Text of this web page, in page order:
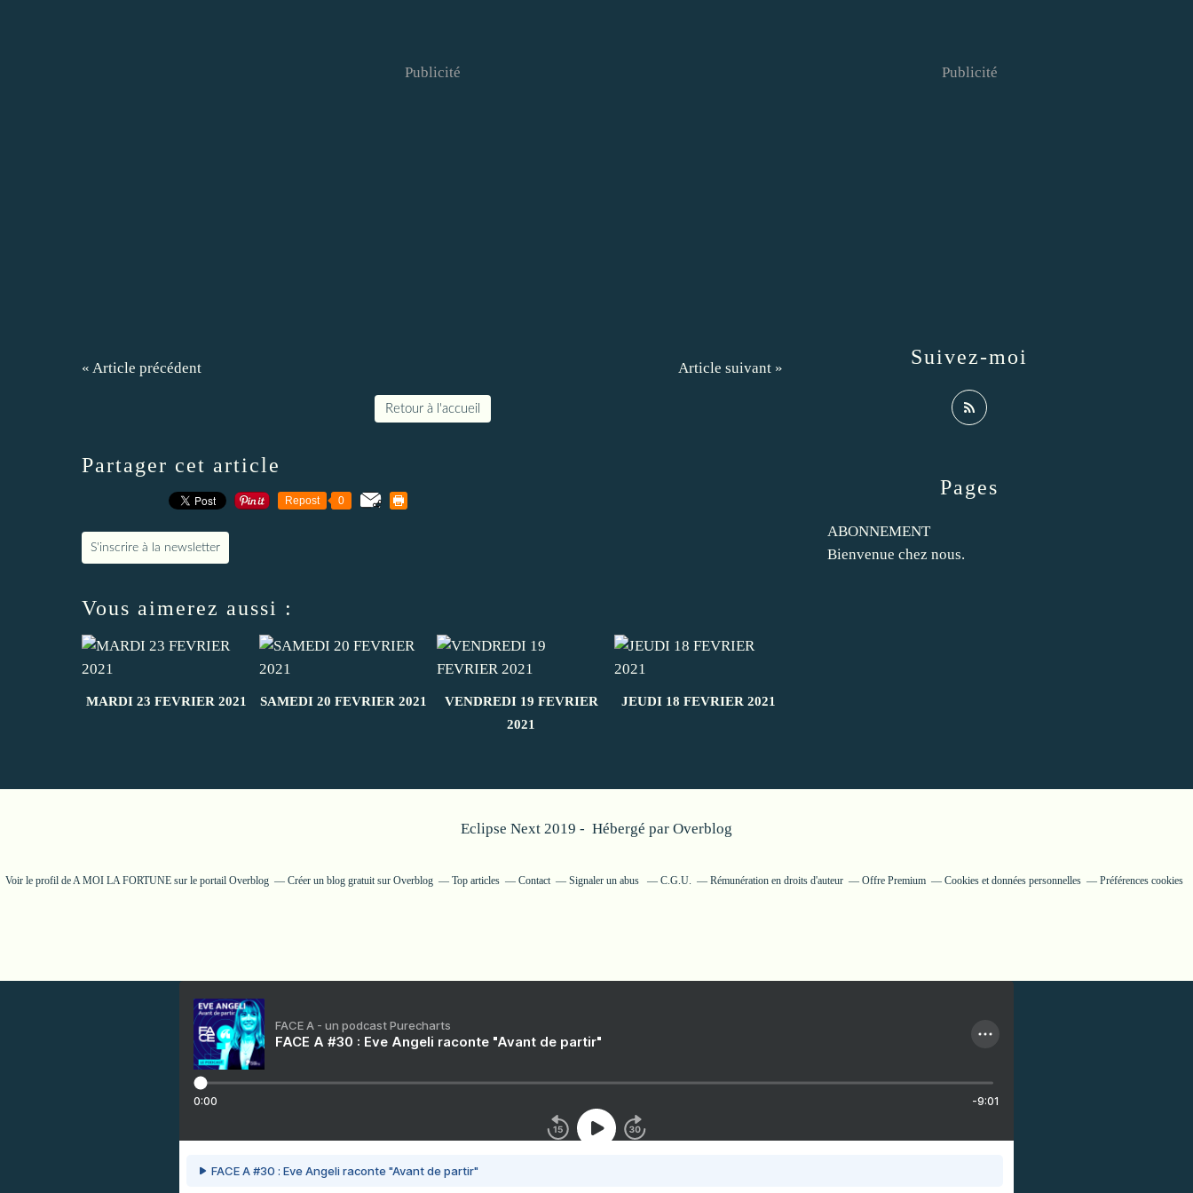
Publicité
« Article précédent Article suivant »
Retour à l'accueil
Partager cet article
Repost 0
S'inscrire à la newsletter
Vous aimerez aussi :
MARDI 23 FEVRIER 2021 SAMEDI 20 FEVRIER 2021
VENDREDI 19 FEVRIER
2021
JEUDI 18 FEVRIER 2021
Pages
ABONNEMENT
Bienvenue chez nous.
Suivez-moi
Publicité
Eclipse Next 2019 - Hébergé par Overblog
Voir le profil de A MOI LA FORTUNEsur le portail Overblog Créer un blog gratuit sur Overblog Top articles Contact Signaler un abus C.G.U. Rémunération en droits d'auteur Offre Premium Cookies et données personnelles Préférences cookies
FACE A - un podcast Purecharts
FACE A #30 : Eve Angeli raconte "Avant de partir"
0:00 -9:01
FACE A #30 : Eve Angeli raconte "Avant de partir"